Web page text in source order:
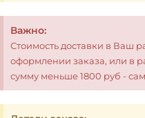
Важно:
Стоимость доставки в Ваш
оформлении заказа, или в
сумму меньше 1800 руб -